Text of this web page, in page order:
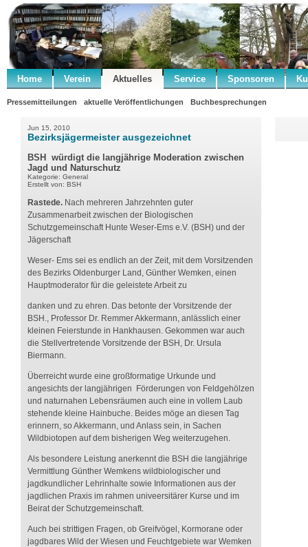
Home Verein Aktuelles Service Sponsoren
Pressemitteilungen aktuelle Veröffentlichungen Buchbesprechungen
Jun 15, 2010
Bezirksjägermeister ausgezeichnet
BSH würdigt die langjährige Moderation zwischen
Jagd und Naturschutz
Kategorie: General
Erstellt von: BSH
Rastede. Nach mehreren Jahrzehnten guter
Zusammenarbeit zwischen der Biologischen
Schutzgemeinschaft Hunte Weser-Ems e.V. (BSH) und der
Jägerschaft
Weser- Ems sei es endlich an der Zeit, mit dem Vorsitzenden
des Bezirks Oldenburger Land, Günther Wemken, einen
Hauptmoderator für die geleistete Arbeit zu
danken und zu ehren. Das betonte der Vorsitzende der
BSH., Professor Dr. Remmer Akkermann, anlässlich einer
kleinen Feierstunde in Hankhausen. Gekommen war auch
die Stellvertretende Vorsitzende der BSH, Dr. Ursula
Biermann.
Überreicht wurde eine großformatige Urkunde und
angesichts der langjährigen Förderungen von Feldgehölzen
und naturnahen Lebensräumen auch eine in vollem Laub
stehende kleine Hainbuche. Beides möge an diesen Tag
erinnern, so Akkermann, und Anlass sein, in Sachen
Wildbiotopen auf dem bisherigen Weg weiterzugehen.
Als besondere Leistung anerkennt die BSH die langjährige
Vermittlung Günther Wemkens wildbiologischer und
jagdkundlicher Lehrinhalte sowie Informationen aus der
jagdlichen Praxis im rahmen univeersitärer Kurse und im
Beirat der Schutzgemeinschaft.
Auch bei strittigen Fragen, ob Greifvögel, Kormorane oder
jagdbares Wild der Wiesen und Feuchtgebiete war Wemken